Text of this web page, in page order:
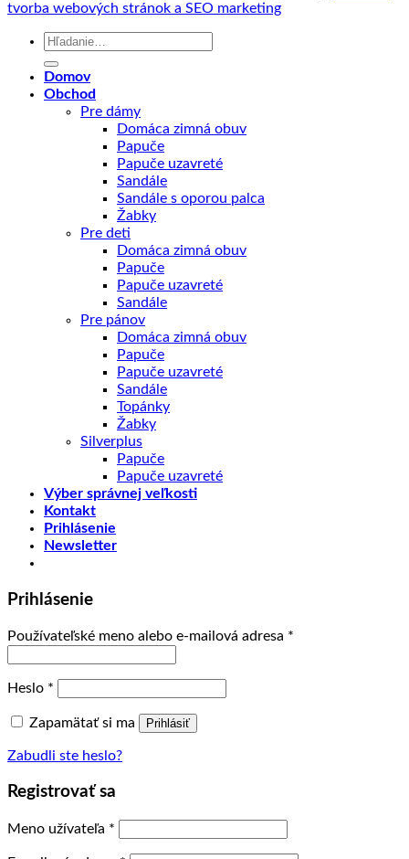
tvorba webových stránok a SEO marketing
Hľadať:
Domov
Obchod
Pre dámy
Domáca zimná obuv
Papuče
Papuče uzavreté
Sandále
Sandále s oporou palca
Žabky
Pre deti
Domáca zimná obuv
Papuče
Papuče uzavreté
Sandále
Pre pánov
Domáca zimná obuv
Papuče
Papuče uzavreté
Sandále
Topánky
Žabky
Silverplus
Papuče
Papuče uzavreté
Výber správnej veľkosti
Kontakt
Prihlásenie
Newsletter
Prihlásenie
Používateľské meno alebo e-mailová adresa *
Heslo *
Zapamätať si ma Prihlásiť
Zabudli ste heslo?
Registrovať sa
Meno užívateľa *